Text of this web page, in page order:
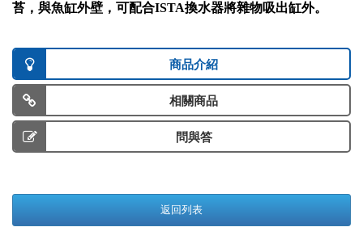
苔，與魚缸外壁，可配合ISTA換水器將雜物吸出缸外。
商品介紹
相關商品
問與答
返回列表